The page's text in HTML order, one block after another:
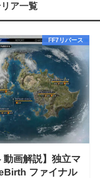
ア一覧
FF7リバース
動画解説】独立マ
ファイナル